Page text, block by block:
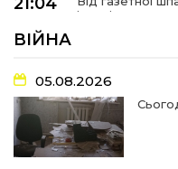
історії Героїв
17:18
27 лип
У
найгуманнішої
16:29
22 лип
Медики
вдосконалюють
ВІЙНА
05.08.2026